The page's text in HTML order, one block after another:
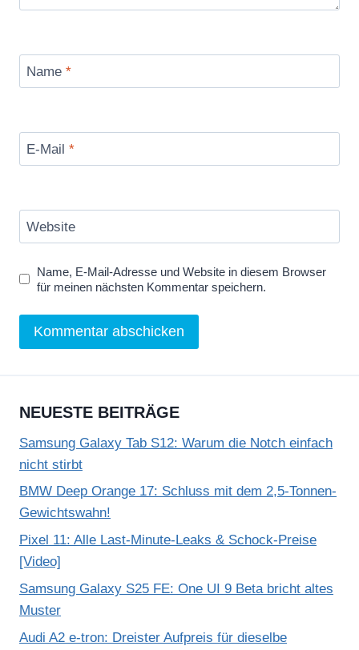
Name *
E-Mail *
Website
Name, E-Mail-Adresse und Website in diesem Browser
für meinen nächsten Kommentar speichern.
NEUESTE BEITRÄGE
Samsung Galaxy Tab S12: Warum die Notch einfach
nicht stirbt
BMW Deep Orange 17: Schluss mit dem 2,5-Tonnen-
Gewichtswahn!
Pixel 11: Alle Last-Minute-Leaks & Schock-Preise
[Video]
Samsung Galaxy S25 FE: One UI 9 Beta bricht altes
Muster
Audi A2 e-tron: Dreister Aufpreis für dieselbe